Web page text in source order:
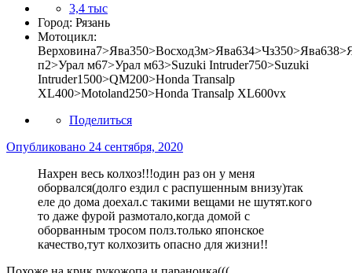
3,4 тыс
Город: Рязань
Мотоцикл:
п2>Урал м67>Урал м63>Suzuki Intruder750>Suzuki
Intruder1500>QM200>Honda Transalp
XL400>Motoland250>Honda Transalp XL600vx
Поделиться
Опубликовано 24 сентября, 2020
Нахрен весь колхоз!!!один раз он у меня
оборвался(долго ездил с распушенным внизу)так
еле до дома доехал.с такими вещами не шутят.кого
то даже фурой размотало,когда домой с
оборванным тросом полз.только японское
качество,тут колхозить опасно для жизни!!